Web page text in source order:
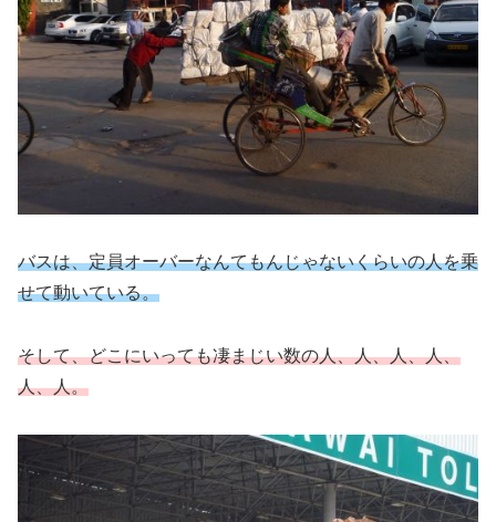
バスは、定員オーバーなんてもんじゃないくらいの人を乗
せて動いている。
そして、どこにいっても凄まじい数の人、人、人、人、
人、人。